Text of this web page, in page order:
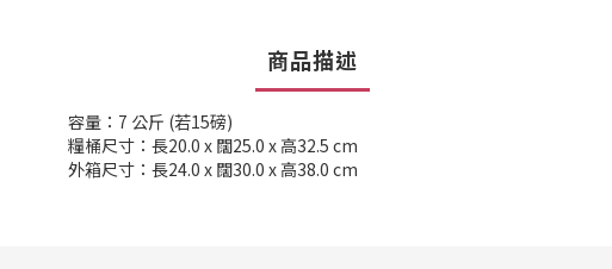
商品描述
容量：7 公斤 (若15磅)
糧桶尺寸：長20.0 x 闊25.0 x 高32.5 cm
外箱尺寸：長24.0 x 闊30.0 x 高38.0 cm